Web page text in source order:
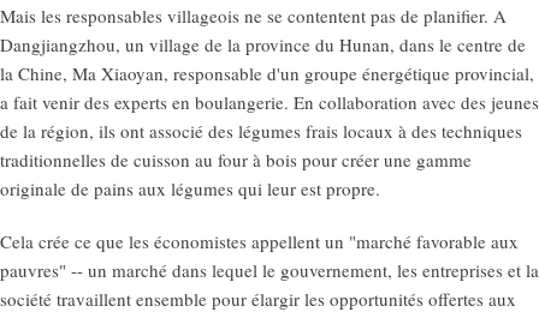
Mais les responsables villageois ne se contentent pas de planifier. A
Dangjiangzhou, un village de la province du Hunan, dans le centre de
la Chine, Ma Xiaoyan, responsable d'un groupe énergétique provincial,
a fait venir des experts en boulangerie. En collaboration avec des jeunes
de la région, ils ont associé des légumes frais locaux à des techniques
traditionnelles de cuisson au four à bois pour créer une gamme
originale de pains aux légumes qui leur est propre.
Cela crée ce que les économistes appellent un "marché favorable aux
pauvres" -- un marché dans lequel le gouvernement, les entreprises et la
société travaillent ensemble pour élargir les opportunités offertes aux